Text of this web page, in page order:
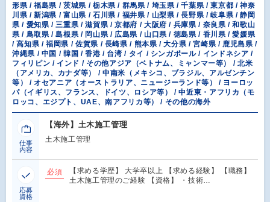
形県 / 福島県 / 茨城県 / 栃木県 / 群馬県 / 埼玉県 / 千葉県 / 東京都 / 神奈
川県 / 新潟県 / 富山県 / 石川県 / 福井県 / 山梨県 / 長野県 / 岐阜県 / 静岡
県 / 愛知県 / 三重県 / 滋賀県 / 京都府 / 大阪府 / 兵庫県 / 奈良県 / 和歌山
県 / 鳥取県 / 島根県 / 岡山県 / 広島県 / 山口県 / 徳島県 / 香川県 / 愛媛県
/ 高知県 / 福岡県 / 佐賀県 / 長崎県 / 熊本県 / 大分県 / 宮崎県 / 鹿児島県 /
沖縄県 / 中国 / 韓国 / 香港 / 台湾 / タイ / シンガポール / インドネシア /
フィリピン / インド / その他アジア（ベトナム、ミャンマー等） / 北米
（アメリカ、カナダ等） / 中南米（メキシコ、ブラジル、アルゼンチン
等） / オセアニア（オーストラリア、ニュージーランド等） / ヨーロッ
パ（イギリス、フランス、ドイツ、ロシア等） / 中近東・アフリカ（モ
ロッコ、エジプト、UAE、南アフリカ等） / その他の海外
仕事
内容
【海外】土木施工管理
土木施工管理
応募
資格
必須
【求める学歴】 大学卒以上 【求める経験】 【職務】
土木施工管理のご経験 【資格】 ・技術…